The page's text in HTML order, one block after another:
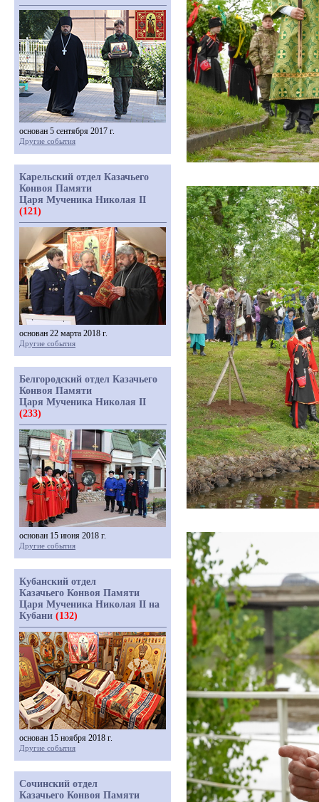
основан 5 сентября 2017 г.
Другие события
Карельский отдел Казачьего
Конвоя Памяти
Царя Мученика Николая II
(121)
основан 22 марта 2018 г.
Другие события
Белгородский отдел Казачьего
Конвоя Памяти
Царя Мученика Николая II
(233)
основан 15 июня 2018 г.
Другие события
Кубанский отдел
Казачьего Конвоя Памяти
Царя Мученика Николая II на
Кубани (132)
основан 15 ноября 2018 г.
Другие события
Сочинский отдел
Казачьего Конвоя Памяти